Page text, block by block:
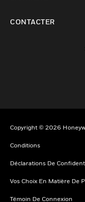
CONTACTER
Copyright © 2026
Conditions
Déclarations De
Vos Choix En Matière De
Témoin De Connexion